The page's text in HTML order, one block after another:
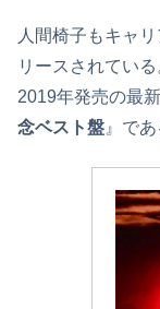
人間椅子もキャ
リースされてい
2019年発売の最
念ベスト盤 』であ